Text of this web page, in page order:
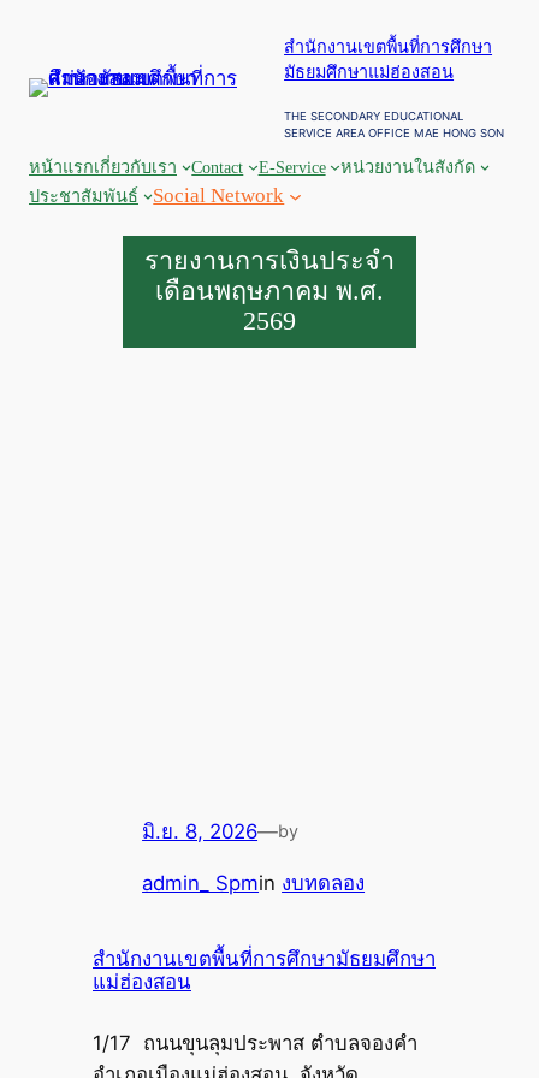
สำนักงานเขตพื้นที่การศึกษา
มัธยมศึกษาแม่ฮ่องสอน
THE SECONDARY EDUCATIONAL
SERVICE AREA OFFICE MAE HONG SON
หน้าแรกเกี่ยวกับเรา Contact E-Service
หน่วยงานในสังกัด
ประชาสัมพันธ์
Social Network
รายงานการเงินประจำ
เดือนพฤษภาคม พ.ศ.
2569
มิ.ย. 8, 2026—by
admin_ Spmin งบทดลอง
สำนักงานเขตพื้นที่การศึกษามัธยมศึกษา
แม่ฮ่องสอน
1/17 ถนนขุนลุมประพาส ตำบลจองคำ